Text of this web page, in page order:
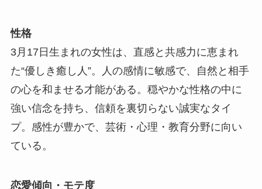
性格
3月17日生まれの女性は、直感と共感力に恵まれ
た“優しき癒し人”。人の感情に敏感で、自然と相手
の心を和ませる才能がある。穏やかな性格の中に
強い信念を持ち、信頼を裏切らない誠実なタイ
プ。感性が豊かで、芸術・心理・教育分野に向い
ている。
恋愛傾向・モテ度